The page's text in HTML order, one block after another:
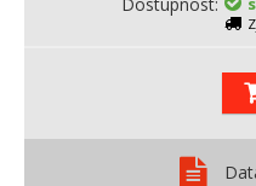
Dostupnost